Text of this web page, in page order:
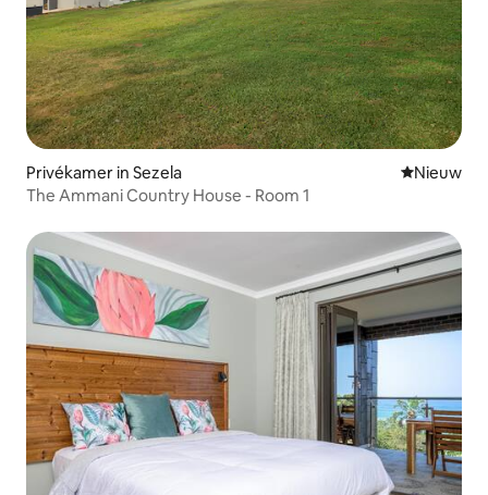
Privékamer in Sezela Nieuwe
Nieuw
The Ammani Country House - Room 1